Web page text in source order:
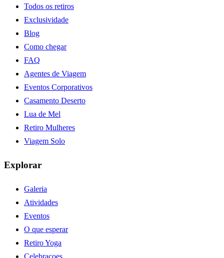
Todos os retiros
Exclusividade
Blog
Como chegar
FAQ
Agentes de Viagem
Eventos Corporativos
Casamento Deserto
Lua de Mel
Retiro Mulheres
Viagem Solo
Explorar
Galeria
Atividades
Eventos
O que esperar
Retiro Yoga
Celebracoes